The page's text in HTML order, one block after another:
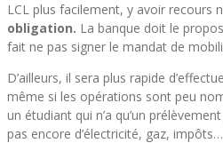
LCL plus facilement, y avoir recours
obligation. La banque doit le
fait ne pas signer le mandat de
D’ailleurs, il sera plus rapide
même si les opérations sont peu
un étudiant qui n’a qu’un
pas encore d’électricité, gaz,